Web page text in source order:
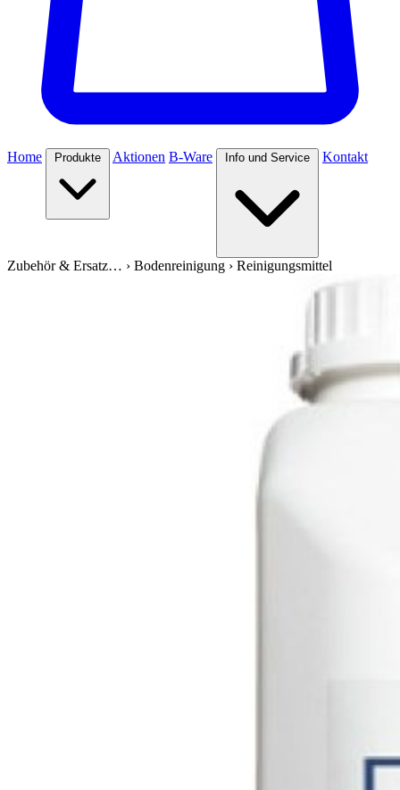
Home Produkte Aktionen B-Ware Info und Service Kontakt
Zubehör & Ersatz… › Bodenreinigung › Reinigungsmittel